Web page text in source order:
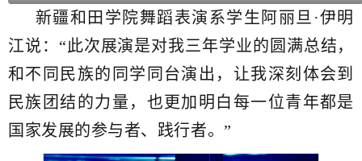
新疆和田学院舞蹈表演系学生阿丽旦·伊明
江说：“此次展演是对我三年学业的圆满总结，
和不同民族的同学同台演出，让我深刻体会到
民族团结的力量，也更加明白每一位青年都是
国家发展的参与者、践行者。”